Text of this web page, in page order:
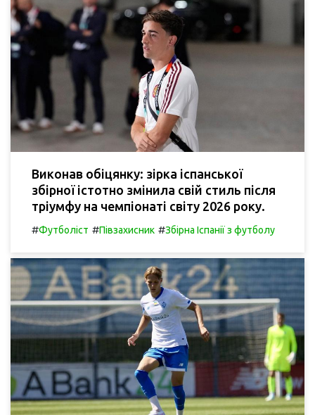
Виконав обіцянку: зірка іспанської
збірної істотно змінила свій стиль після
тріумфу на чемпіонаті світу 2026 року.
#Футболіст #Півзахисник #Збірна Іспанії з футболу